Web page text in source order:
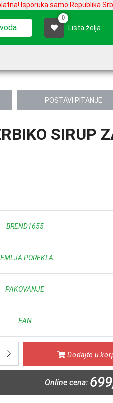
Isporuka samo Republika
0
Lista želja
POSTAVI PITANJE
SIRUP
BREND1655
POREKLA
PAKOVANJE
EAN
Dodajte u
Online cena: